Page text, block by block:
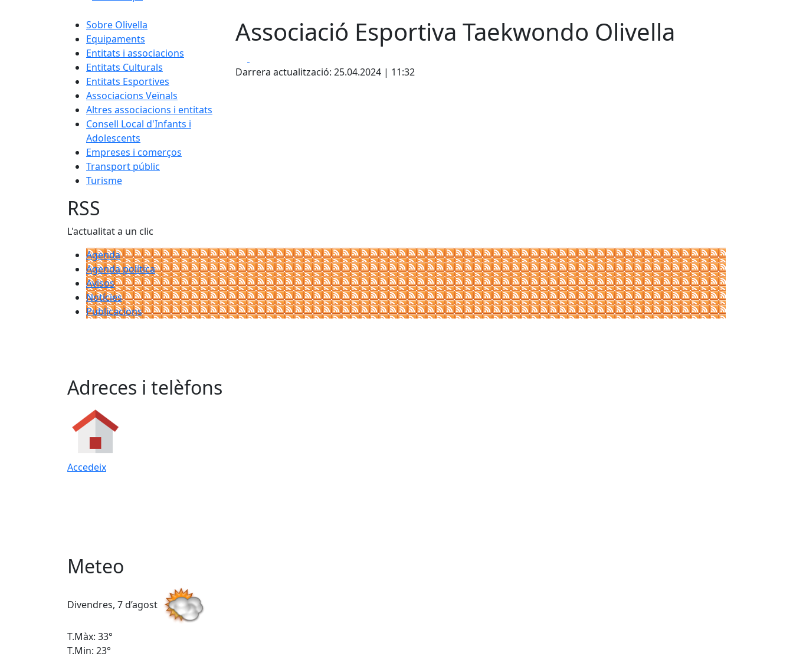
Sobre Olivella
Equipaments
Entitats i associacions
Entitats Culturals
Entitats Esportives
Associacions Veïnals
Altres associacions i entitats
Consell Local d'Infants i
Adolescents
Empreses i comerços
Transport públic
Turisme
Associació Esportiva Taekwondo Olivella
Darrera actualització: 25.04.2024 | 11:32
RSS
L'actualitat a un clic
Agenda
Agenda política
Avisos
Notícies
Publicacions
Adreces i telèfons
Accedeix
Meteo
Divendres, 7 d’agost
T.Màx: 33°
T.Min: 23°